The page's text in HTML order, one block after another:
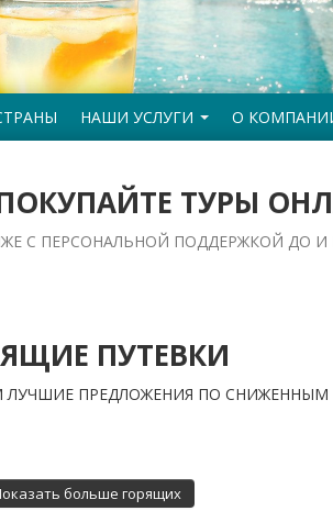
НАШИ УСЛУГИ О
ТУРЫ
С ПЕРСОНАЛЬНОЙ ПОДДЕРЖКОЙ ДО И
ПУТЕВКИ
ЛУЧШИЕ ПРЕДЛОЖЕНИЯ ПО СНИЖЕННЫМ
больше горящих